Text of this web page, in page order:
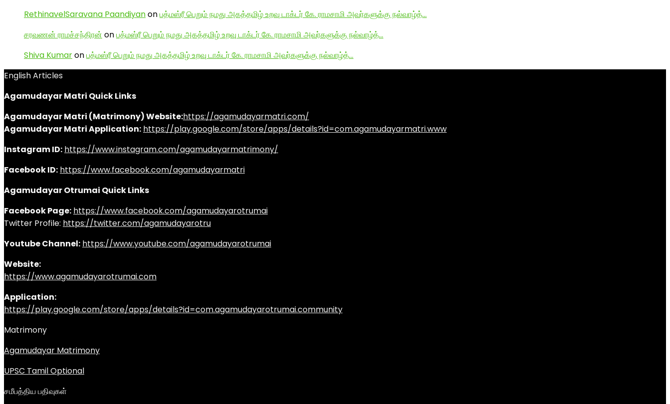
RethinavelSaravana Paandiyanonபத்மஸ்ரீ பெறும் நமது அகத்தமிழ் உறவு டாக்டர் கே. ராமசாமி அவர்களுக்கு நல்வாழ்த்…
சரவணன் ராமச்சந்திரன் onபத்மஸ்ரீ பெறும் நமது அகத்தமிழ் உறவு டாக்டர் கே. ராமசாமி அவர்களுக்கு நல்வாழ்த்…
Shiva Kumaronபத்மஸ்ரீ பெறும் நமது அகத்தமிழ் உறவு டாக்டர் கே. ராமசாமி அவர்களுக்கு நல்வாழ்த்…
English Articles
Agamudayar Matri Quick Links
Agamudayar Matri (Matrimony) Website:https://agamudayarmatri.com/
Agamudayar Matri Application: https://play.google.com/store/apps/details?id=com.agamudayarmatri.www
Instagram ID: https://www.instagram.com/agamudayarmatrimony/
Facebook ID: https://www.facebook.com/agamudayarmatri
Agamudayar Otrumai Quick Links
Facebook Page: https://www.facebook.com/agamudayarotrumai
Twitter Profile: https://twitter.com/agamudayarotru
Youtube Channel: https://www.youtube.com/agamudayarotrumai
Website:
https://www.agamudayarotrumai.com
Application:
https://play.google.com/store/apps/details?id=com.agamudayarotrumai.community
Matrimony
Agamudayar Matrimony
UPSC Tamil Optional
சமீபத்திய பதிவுகள்